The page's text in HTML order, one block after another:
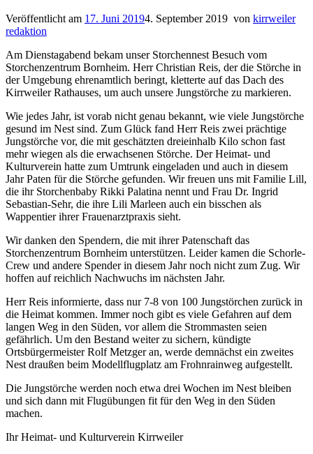
Veröffentlicht am 17. Juni 20194. September 2019 von kirrweiler
redaktion
Am Dienstagabend bekam unser Storchennest Besuch vom
Storchenzentrum Bornheim. Herr Christian Reis, der die Störche in
der Umgebung ehrenamtlich beringt, kletterte auf das Dach des
Kirrweiler Rathauses, um auch unsere Jungstörche zu markieren.
Wie jedes Jahr, ist vorab nicht genau bekannt, wie viele Jungstörche
gesund im Nest sind. Zum Glück fand Herr Reis zwei prächtige
Jungstörche vor, die mit geschätzten dreieinhalb Kilo schon fast
mehr wiegen als die erwachsenen Störche. Der Heimat- und
Kulturverein hatte zum Umtrunk eingeladen und auch in diesem
Jahr Paten für die Störche gefunden. Wir freuen uns mit Familie Lill,
die ihr Storchenbaby Rikki Palatina nennt und Frau Dr. Ingrid
Sebastian-Sehr, die ihre Lili Marleen auch ein bisschen als
Wappentier ihrer Frauenarztpraxis sieht.
Wir danken den Spendern, die mit ihrer Patenschaft das
Storchenzentrum Bornheim unterstützen. Leider kamen die Schorle-
Crew und andere Spender in diesem Jahr noch nicht zum Zug. Wir
hoffen auf reichlich Nachwuchs im nächsten Jahr.
Herr Reis informierte, dass nur 7-8 von 100 Jungstörchen zurück in
die Heimat kommen. Immer noch gibt es viele Gefahren auf dem
langen Weg in den Süden, vor allem die Strommasten seien
gefährlich. Um den Bestand weiter zu sichern, kündigte
Ortsbürgermeister Rolf Metzger an, werde demnächst ein zweites
Nest draußen beim Modellflugplatz am Frohnrainweg aufgestellt.
Die Jungstörche werden noch etwa drei Wochen im Nest bleiben
und sich dann mit Flugübungen fit für den Weg in den Süden
machen.
Ihr Heimat- und Kulturverein Kirrweiler